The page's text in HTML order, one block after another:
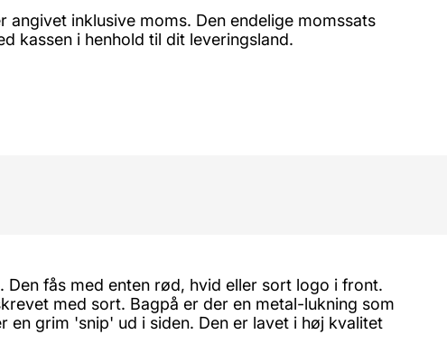
angivet inklusive moms. Den endelige momssats
kassen i henhold til dit leveringsland.
fås med enten rød, hvid eller sort logo i front.
med sort. Bagpå er der en metal-lukning som
en grim 'snip' ud i siden. Den er lavet i høj kvalitet